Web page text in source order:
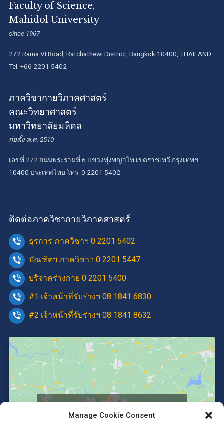
Manage Cookie Consent
Faculty of Science,
Mahidol University
since 1967
272 Rama VI Road, Ratchathewi District, Bangkok 10400, THAILAND
Tel: +66 2201 5402
ภาควิชากายวิภาคศาสตร์
คณะวิทยาศาสตร์
มหาวิทยาลัยมหิดล
ก่อตั้ง พ.ศ. 2510
เลขที่ 272 ถนนพระรามที่ 6 แขวงทุ่งพญาไท เขตราชเทวี กรุงเทพฯ
10400 ประเทศไทย โทร. 0 2201 5402
ติดต่อภาควิชากายวิภาคศาสตร์
ธุรการ ภาควิชาฯ 0 2201 5402
บัณฑิตฯ ภาควิชาฯ 0 2201 5447
บริจาคร่างกาย 0 2201 5400
#1 เจ้าหน้าที่รับร่างฯ 08 1841 6830
#2 เจ้าหน้าที่รับร่างฯ 08 1841 8632
enable this content